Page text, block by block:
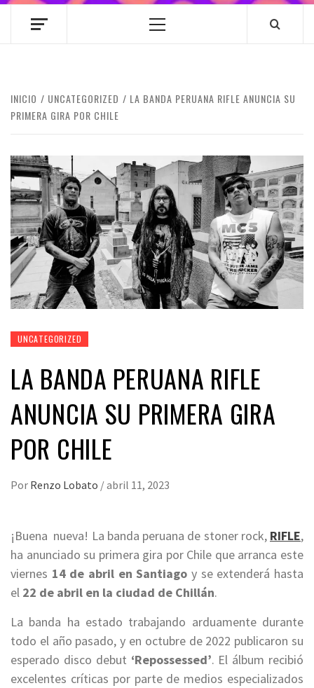
Menú
INICIO UNCATEGORIZED
LA BANDA PERUANA RIFLE ANUNCIA SU
PRIMERA GIRA POR CHILE
UNCATEGORIZED
LA BANDA PERUANA RIFLE
ANUNCIA SU PRIMERA GIRA
POR CHILE
Por Renzo Lobato /abril 11, 2023
¡Buena nueva! La banda peruana de stoner rock, RIFLE,
ha anunciado su primera gira por Chile que arranca este
viernes 14 de abril en Santiago y se extenderá hasta
el 22 de abril en la ciudad de Chillán.
La banda ha estado trabajando arduamente durante
todo el año pasado, y en octubre de 2022 publicaron su
esperado disco debut ‘Repossessed’. El álbum recibió
excelentes críticas por parte de medios especializados